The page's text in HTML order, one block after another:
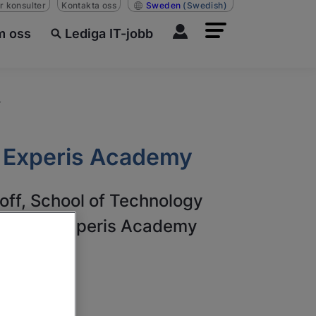
oss Lediga IT-jobb
konsulter Kontakta oss Sweden (Swedish)
Academy
School of Technology
at Experis Academy